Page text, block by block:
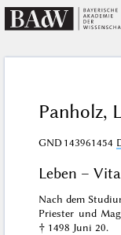
Panholz,
GND143961454
Leben – Vita
Nach dem
Priester und
† 1498 Juni 20.